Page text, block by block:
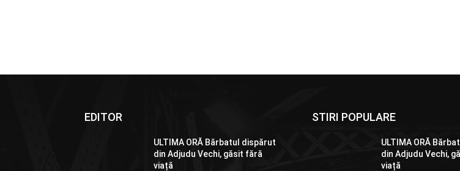
EDITOR
ULTIMA ORĂ Bărbatul dispărut
din Adjudu Vechi, găsit fără
viață
STIRI POPULARE
ULTIMA ORĂ
din Adjudu Vechi,
viață